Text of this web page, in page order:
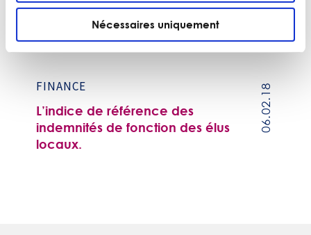
Nécessaires uniquement
06.02.18
FINANCE
L’indice de référence des
indemnités de fonction des élus
locaux.